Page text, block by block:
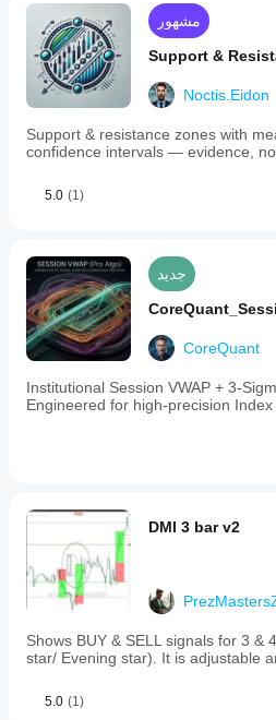
مشهور
Support &
Noctis.Eidon
Support & resistance zones with
confidence intervals — evidence,
5.0 (1)
جديد
CoreQuant
Institutional Session VWAP + 3-
Engineered for high-precision Index
DMI 3 bar v2
Shows BUY & SELL signals for 3 &
star/ Evening star). It is adjustable
5.0 (1)